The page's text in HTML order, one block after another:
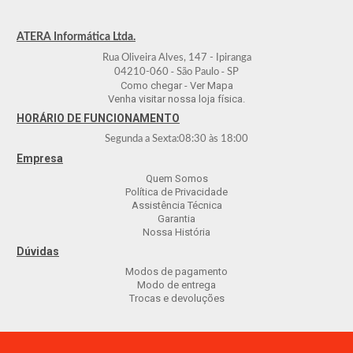
ATERA Informática Ltda.
Rua Oliveira Alves, 147 - Ipiranga
04210-060 - São Paulo - SP
Como chegar - Ver Mapa
Venha visitar nossa loja física.
HORÁRIO DE FUNCIONAMENTO
Segunda a Sexta:08:30 às 18:00
Empresa
Quem Somos
Política de Privacidade
Assistência Técnica
Garantia
Nossa História
Dúvidas
Modos de pagamento
Modo de entrega
Trocas e devoluções